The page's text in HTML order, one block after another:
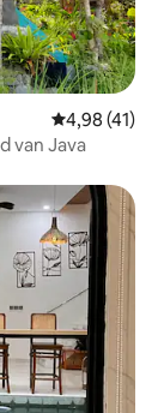
Gemiddelde
4,98 (41)
van Java